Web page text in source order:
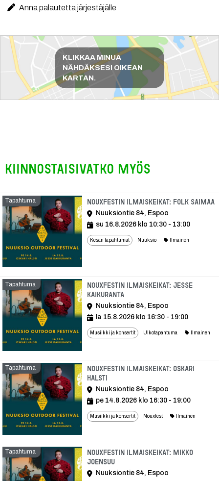
Anna palautetta järjestäjälle
Reittiohjeet
KLIKKAA MINUA
NÄHDÄKSESI OIKEAN
KARTAN.
Kiinnostaisivatko myös
Tapahtuma Nouxfestin ilmaiskeikat: Folk Saimaa
Nuuksiontie 84, Espoo
su 16.8.2026 klo 10:30 - 13:00
Kesän tapahtumat Nuuksio Ilmainen
Tapahtuma
Nouxfestin ilmaiskeikat: Jesse
Kaikuranta
Nuuksiontie 84, Espoo
la 15.8.2026 klo 16:30 - 19:00
Musiikki ja konsertit Ulkotapahtuma Ilmainen
Tapahtuma
Nouxfestin ilmaiskeikat: Oskari
Halsti
Nuuksiontie 84, Espoo
pe 14.8.2026 klo 16:30 - 19:00
Musiikki ja konsertit Nouxfest Ilmainen
Tapahtuma
Nouxfestin ilmaiskeikat: Mikko
Joensuu
Nuuksiontie 84, Espoo